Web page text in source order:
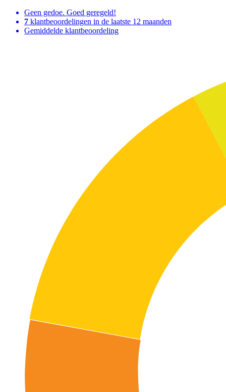
Geen gedoe. Goed geregeld!
7 klantbeoordelingen in de laatste 12 maanden
Gemiddelde klantbeoordeling